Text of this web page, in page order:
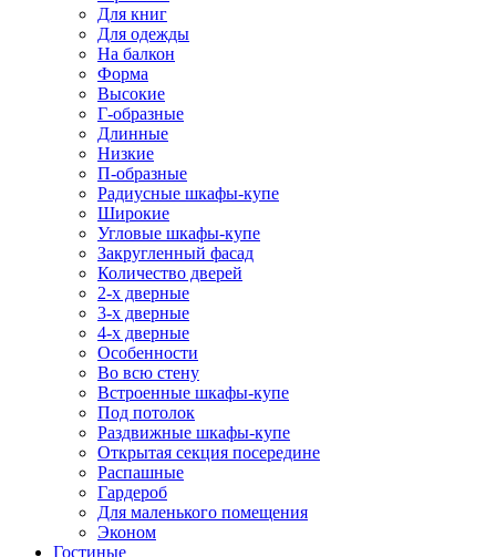
Для книг
Для одежды
На балкон
Форма
Высокие
Г-образные
Длинные
Низкие
П-образные
Радиусные шкафы-купе
Широкие
Угловые шкафы-купе
Закругленный фасад
Количество дверей
2-х дверные
3-х дверные
4-х дверные
Особенности
Во всю стену
Встроенные шкафы-купе
Под потолок
Раздвижные шкафы-купе
Открытая секция посередине
Распашные
Гардероб
Для маленького помещения
Эконом
Гостиные